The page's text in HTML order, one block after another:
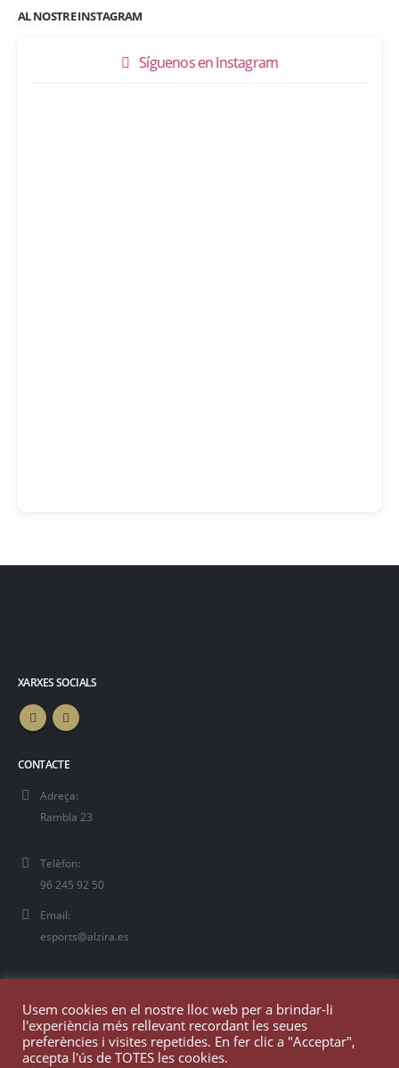
AL NOSTRE INSTAGRAM
Síguenos en Instagram
XARXES SOCIALS
CONTACTE
Adreça:
Rambla 23
Telèfon:
96 245 92 50
Email:
esports@alzira.es
Usem cookies en el nostre lloc web per a brindar-li
l'experiència més rellevant recordant les seues
preferències i visites repetides. En fer clic a "Acceptar",
accepta l'ús de TOTES les cookies.